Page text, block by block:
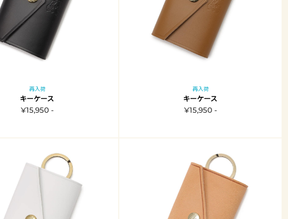
再入荷
キーケース
¥15,950 -
再入荷
キーケース
¥15,950 -